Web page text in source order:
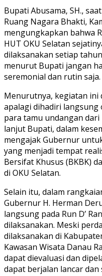
Bupati Abusama, SH.,
Ruang Nagara Bhakti,
mengungkapkan bahwa
HUT OKU Selatan
dilaksanakan setiap
menurut Bupati jangan
seremonial dan rutin saja.
Menurutnya, kegiatan
apalagi dihadiri langsung
para tamu undangan
lanjut Bupati, dalam
mengajak Gubernur
yang menjadi tempat
Bersifat Khusus (BKBK)
di OKU Selatan.
Selain itu, dalam
Gubernur H. Herman
langsung pada Run D’
dilaksanakan. Meski
dilaksanakan di
Kawasan Wisata Danau
dapat dievaluasi dan
dapat berjalan lancar dan